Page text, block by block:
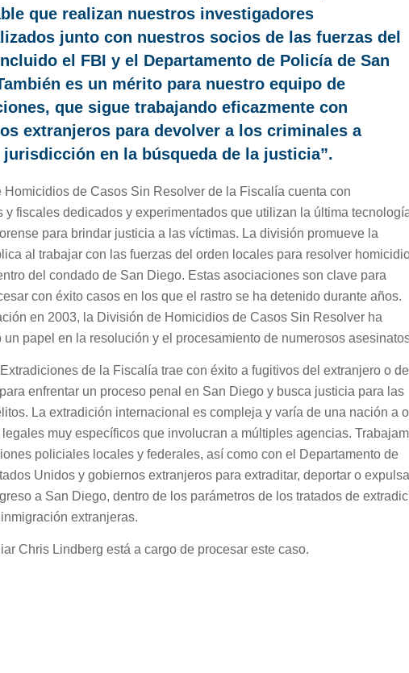
que realizan nuestros investigadores
junto con nuestros socios de las fuerzas del
el FBI y el Departamento de Policía de San
es un mérito para nuestro equipo de
que sigue trabajando eficazmente con
extranjeros para devolver a los criminales a
jurisdicción en la búsqueda de la justicia”.
Homicidios de Casos Sin Resolver de la Fiscalía cuenta con
y fiscales dedicados y experimentados que utilizan la última
para brindar justicia a las víctimas. La división promueve la
al trabajar con las fuerzas del orden locales para resolver
del condado de San Diego. Estas asociaciones son clave para
con éxito casos en los que el rastro se ha detenido durante años.
en 2003, la División de Homicidios de Casos Sin Resolver ha
un papel en la resolución y el procesamiento de numerosos
de la Fiscalía trae con éxito a fugitivos del extranjero o de
enfrentar un proceso penal en San Diego y busca justicia para las
La extradición internacional es compleja y varía de una nación a
muy específicos que involucran a múltiples agencias.
policiales locales y federales, así como con el Departamento de
Unidos y gobiernos extranjeros para extraditar, deportar o
a San Diego, dentro de los parámetros de los tratados de
extranjeras.
Chris Lindberg está a cargo de procesar este caso.